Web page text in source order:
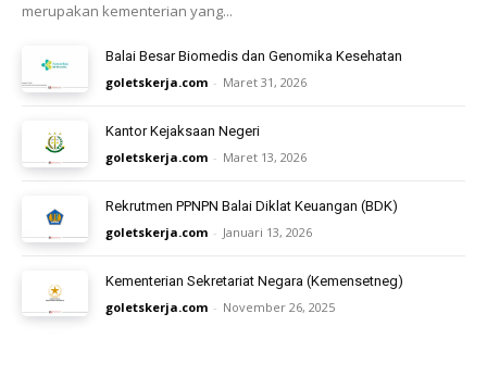
merupakan kementerian yang...
Balai Besar Biomedis dan Genomika Kesehatan
goletskerja.com - Maret 31, 2026
Kantor Kejaksaan Negeri
goletskerja.com - Maret 13, 2026
Rekrutmen PPNPN Balai Diklat Keuangan (BDK)
goletskerja.com - Januari 13, 2026
Kementerian Sekretariat Negara (Kemensetneg)
goletskerja.com - November 26, 2025